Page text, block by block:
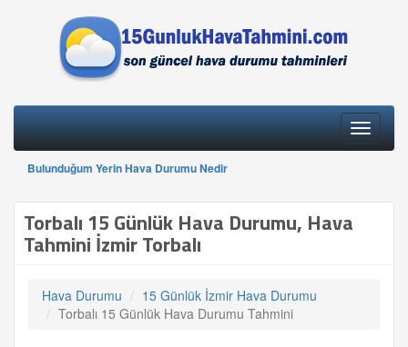
Toggle
Bulunduğum Yerin Hava Durumu Nedir
Torbalı 15 Günlük Hava Durumu, Hava
Tahmini İzmir Torbalı
Hava Durumu
15 Günlük İzmir Hava Durumu
Torbalı 15 Günlük Hava Durumu Tahmini